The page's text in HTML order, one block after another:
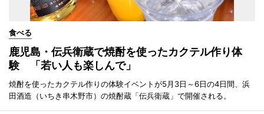
食べる
鹿児島・伝兵衛蔵で焼酎を使ったカクテル作り体
験 「若い人も楽しんで」
焼酎を使ったカクテル作りの体験イベントが5月3日～6日の4日間、浜
田酒造（いちき串木野市）の焼酎蔵「伝兵衛蔵」で開催される。